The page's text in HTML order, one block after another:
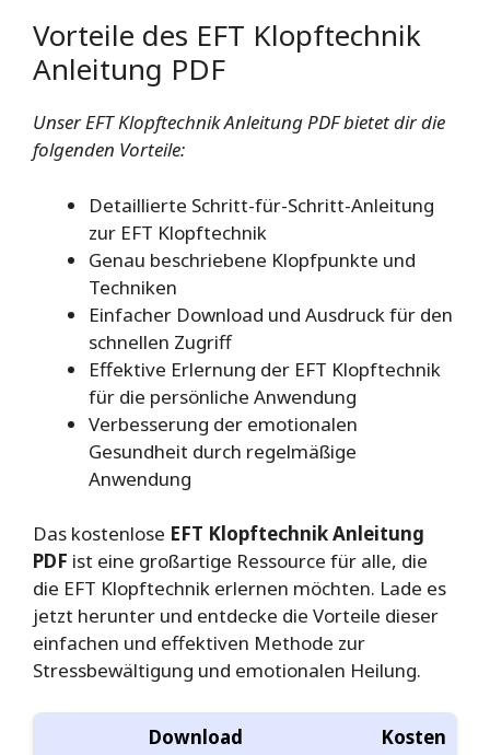
Vorteile des EFT Klopftechnik
Anleitung PDF
Unser EFT Klopftechnik Anleitung PDF bietet dir die
folgenden Vorteile:
Detaillierte Schritt-für-Schritt-Anleitung
zur EFT Klopftechnik
Genau beschriebene Klopfpunkte und
Techniken
Einfacher Download und Ausdruck für den
schnellen Zugriff
Effektive Erlernung der EFT Klopftechnik
für die persönliche Anwendung
Verbesserung der emotionalen
Gesundheit durch regelmäßige
Anwendung
Das kostenlose EFT Klopftechnik Anleitung
PDF ist eine großartige Ressource für alle, die
die EFT Klopftechnik erlernen möchten. Lade es
jetzt herunter und entdecke die Vorteile dieser
einfachen und effektiven Methode zur
Stressbewältigung und emotionalen Heilung.
Download
Kosten